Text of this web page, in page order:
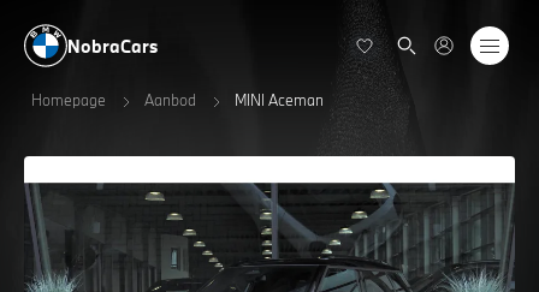
NobraCars
Homepage Aanbod MINI Aceman